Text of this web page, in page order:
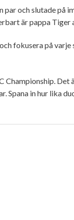
och slutade på
är pappa Tiger
fokusera på varje
Championship.
in hur lika